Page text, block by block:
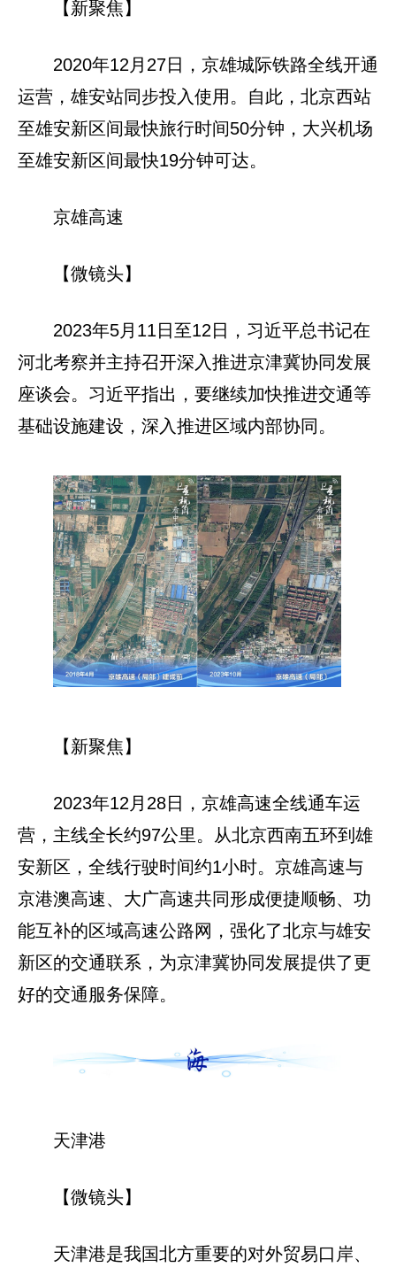
【新聚焦】
2020年12月27日，京雄城际铁路全线开通
运营，雄安站同步投入使用。自此，北京西站
至雄安新区间最快旅行时间50分钟，大兴机场
至雄安新区间最快19分钟可达。
京雄高速
【微镜头】
2023年5月11日至12日，习近平总书记在
河北考察并主持召开深入推进京津冀协同发展
座谈会。习近平指出，要继续加快推进交通等
基础设施建设，深入推进区域内部协同。
【新聚焦】
2023年12月28日，京雄高速全线通车运
营，主线全长约97公里。从北京西南五环到雄
安新区，全线行驶时间约1小时。京雄高速与
京港澳高速、大广高速共同形成便捷顺畅、功
能互补的区域高速公路网，强化了北京与雄安
新区的交通联系，为京津冀协同发展提供了更
好的交通服务保障。
天津港
【微镜头】
天津港是我国北方重要的对外贸易口岸、